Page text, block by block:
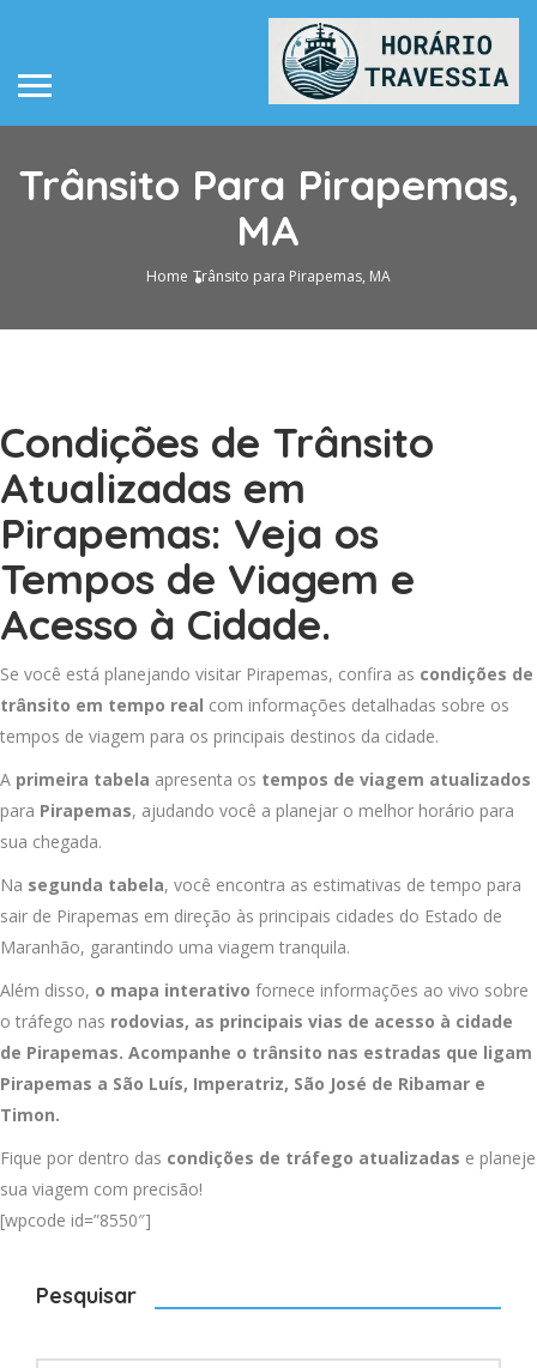
Trânsito Para Pirapemas,
MA
Home Trânsito para Pirapemas, MA
Condições de Trânsito
Atualizadas em
Pirapemas: Veja os
Tempos de Viagem e
Acesso à Cidade.
Se você está planejando visitar Pirapemas, confira as condições de
trânsito em tempo real com informações detalhadas sobre os
tempos de viagem para os principais destinos da cidade.
A primeira tabela apresenta os tempos de viagem atualizados
para Pirapemas, ajudando você a planejar o melhor horário para
sua chegada.
Na segunda tabela, você encontra as estimativas de tempo para
sair de Pirapemas em direção às principais cidades do Estado de
Maranhão, garantindo uma viagem tranquila.
Além disso, o mapa interativo fornece informações ao vivo sobre
o tráfego nas rodovias, as principais vias de acesso à cidade
de Pirapemas. Acompanhe o trânsito nas estradas que ligam
Pirapemas a São Luís, Imperatriz, São José de Ribamar e
Timon.
Fique por dentro das condições de tráfego atualizadas e planeje
sua viagem com precisão!
[wpcode id=”8550″]
Pesquisar